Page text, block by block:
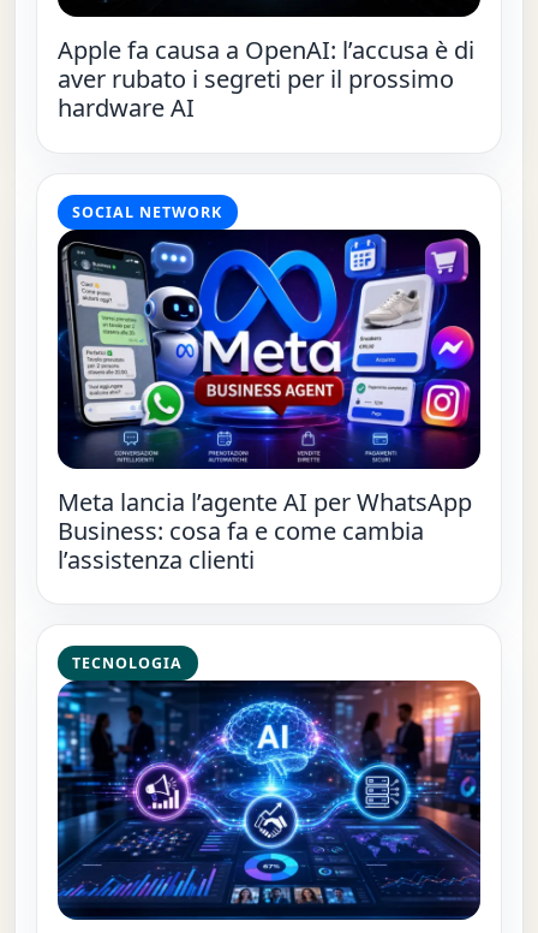
Apple fa causa a OpenAI: l’accusa è di
aver rubato i segreti per il prossimo
hardware AI
SOCIAL NETWORK
Meta lancia l’agente AI per WhatsApp
Business: cosa fa e come cambia
l’assistenza clienti
TECNOLOGIA